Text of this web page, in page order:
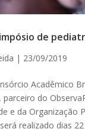
de
| 23/09/2019
Acadêmico
do
e da Organização
realizado dias